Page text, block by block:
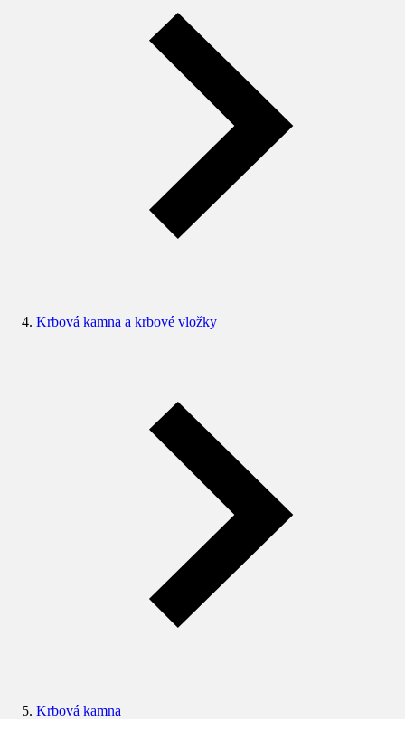
Krbová kamna a krbové vložky
Krbová kamna